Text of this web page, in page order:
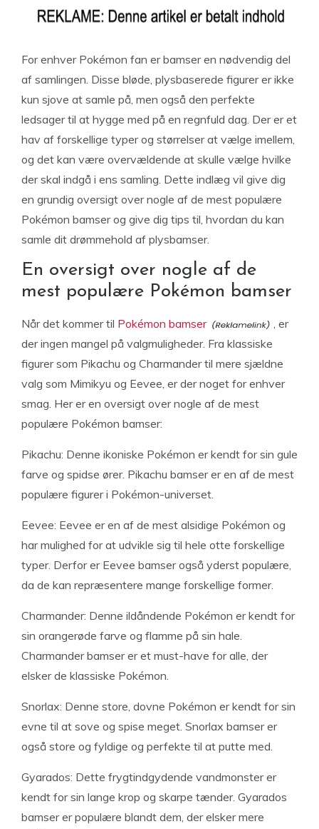
For enhver Pokémon fan er bamser en nødvendig del
af samlingen. Disse bløde, plysbaserede figurer er ikke
kun sjove at samle på, men også den perfekte
ledsager til at hygge med på en regnfuld dag. Der er et
hav af forskellige typer og størrelser at vælge imellem,
og det kan være overvældende at skulle vælge hvilke
der skal indgå i ens samling. Dette indlæg vil give dig
en grundig oversigt over nogle af de mest populære
Pokémon bamser og give dig tips til, hvordan du kan
samle dit drømmehold af plysbamser.
En oversigt over nogle af de
mest populære Pokémon bamser
Når det kommer til Pokémon bamser
, er
der ingen mangel på valgmuligheder. Fra klassiske
figurer som Pikachu og Charmander til mere sjældne
valg som Mimikyu og Eevee, er der noget for enhver
smag. Her er en oversigt over nogle af de mest
populære Pokémon bamser:
Pikachu: Denne ikoniske Pokémon er kendt for sin gule
farve og spidse ører. Pikachu bamser er en af de mest
populære figurer i Pokémon-universet.
Eevee: Eevee er en af de mest alsidige Pokémon og
har mulighed for at udvikle sig til hele otte forskellige
typer. Derfor er Eevee bamser også yderst populære,
da de kan repræsentere mange forskellige former.
Charmander: Denne ildåndende Pokémon er kendt for
sin orangerøde farve og flamme på sin hale.
Charmander bamser er et must-have for alle, der
elsker de klassiske Pokémon.
Snorlax: Denne store, dovne Pokémon er kendt for sin
evne til at sove og spise meget. Snorlax bamser er
også store og fyldige og perfekte til at putte med.
Gyarados: Dette frygtindgydende vandmonster er
kendt for sin lange krop og skarpe tænder. Gyarados
bamser er populære blandt dem, der elsker mere